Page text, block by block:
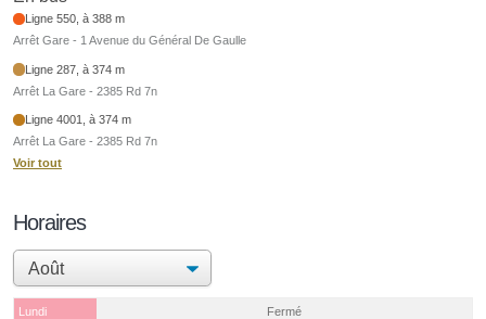
Ligne 550, à 388 m
Arrêt Gare - 1 Avenue du Général De Gaulle
Ligne 287, à 374 m
Arrêt La Gare - 2385 Rd 7n
Ligne 4001, à 374 m
Arrêt La Gare - 2385 Rd 7n
Voir tout
Horaires
Lundi
Fermé